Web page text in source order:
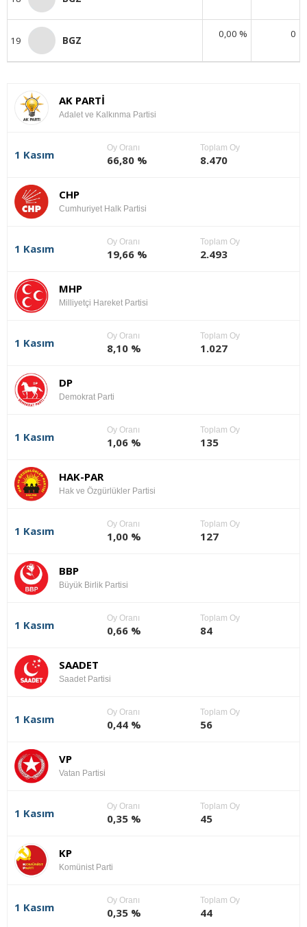
19 BGZ
0,00 % 0
AK PARTİ
Adalet ve Kalkınma Partisi
1 Kasım
Oy Oranı
66,80 %
Toplam Oy
8.470
CHP
Cumhuriyet Halk Partisi
1 Kasım
Oy Oranı
19,66 %
Toplam Oy
2.493
MHP
Milliyetçi Hareket Partisi
1 Kasım
Oy Oranı
8,10 %
Toplam Oy
1.027
DP
Demokrat Parti
1 Kasım
Oy Oranı
1,06 %
Toplam Oy
135
HAK-PAR
Hak ve Özgürlükler Partisi
1 Kasım
Oy Oranı
1,00 %
Toplam Oy
127
BBP
Büyük Birlik Partisi
1 Kasım
Oy Oranı
0,66 %
Toplam Oy
84
SAADET
Saadet Partisi
1 Kasım
Oy Oranı
0,44 %
Toplam Oy
56
VP
Vatan Partisi
1 Kasım
Oy Oranı
0,35 %
Toplam Oy
45
KP
Komünist Parti
1 Kasım
Oy Oranı
0,35 %
Toplam Oy
44